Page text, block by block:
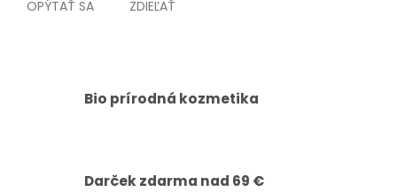
OPÝTAŤ SA ZDIEĽAŤ
Bio prírodná kozmetika
Darček zdarma nad 69 €